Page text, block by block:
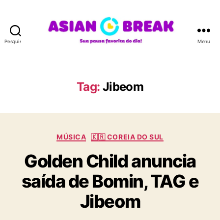
Pesquisar
A
N
R
A
Menu
Tag: Jibeom
C
t
e
g
o
r
i
MÚSICA 🇰🇷 COREIA DO SUL
Golden Child anuncia
saída de Bomin, TAG e
Jibeom